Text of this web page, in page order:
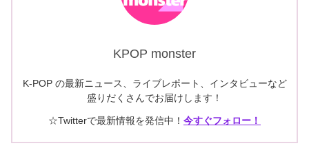
KPOP monster
K-POP の最新ニュース、ライブレポート、インタビューなど
盛りだくさんでお届けします！
☆Twitterで最新情報を発信中！ 今すぐフォロー！